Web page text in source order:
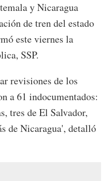
y Nicaragua
de tren del estado
este viernes la
SSP.
revisiones de los
a 61 indocumentados:
tres de El Salvador,
de Nicaragua', detalló